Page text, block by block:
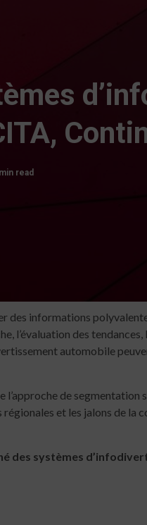
read
informations
des
automobile
de
et les jalons de
des systèmes